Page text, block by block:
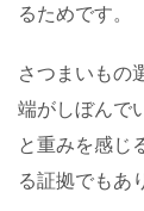
るためです。
さつまいもの
端がしぼんで
と重みを感じ
る証拠でもあ